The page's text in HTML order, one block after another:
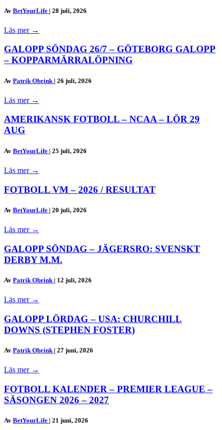
Av BetYourLife | 28 juli, 2026
Läs mer →
GALOPP SÖNDAG 26/7 – GÖTEBORG GALOPP
– KOPPARMÄRRALÖPNING
Av Patrik Obrink | 26 juli, 2026
Läs mer →
AMERIKANSK FOTBOLL – NCAA – LÖR 29
AUG
Av BetYourLife | 25 juli, 2026
Läs mer →
FOTBOLL VM – 2026 / RESULTAT
Av BetYourLife | 20 juli, 2026
Läs mer →
GALOPP SÖNDAG – JÄGERSRO: SVENSKT
DERBY M.M.
Av Patrik Obrink | 12 juli, 2026
Läs mer →
GALOPP LÖRDAG – USA: CHURCHILL
DOWNS (STEPHEN FOSTER)
Av Patrik Obrink | 27 juni, 2026
Läs mer →
FOTBOLL KALENDER – PREMIER LEAGUE –
SÄSONGEN 2026 – 2027
Av BetYourLife | 21 juni, 2026